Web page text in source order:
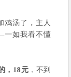
鸡汤了，主人
一如我看不懂
，18元 ，不到